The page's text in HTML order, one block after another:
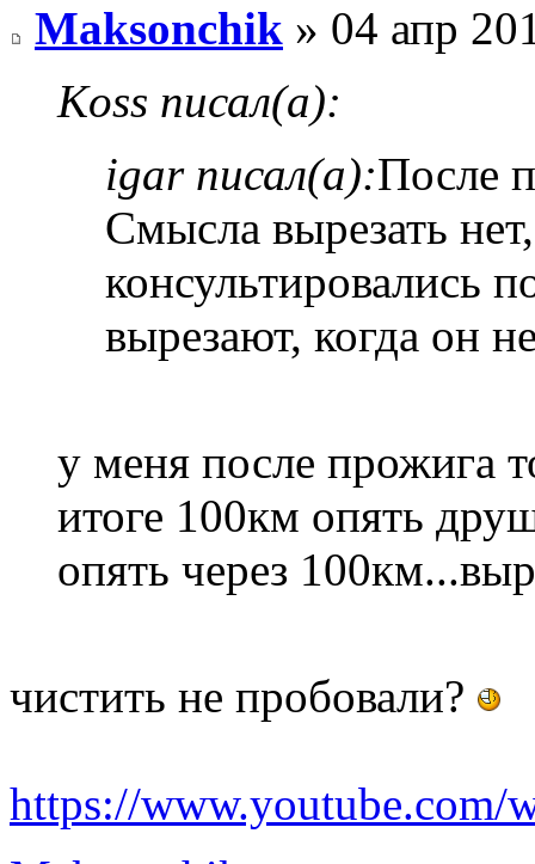
Maksonchik » 04 апр
Koss писал(а):
igar писал(а):После
Смысла вырезать
консультировались
вырезают, когда он
у меня после прожига
итоге 100км опять
опять через
чистить не пробовали?
https://www.youtube.com/